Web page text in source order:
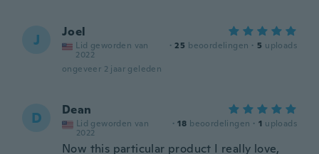
J Joel
Lid geworden van
2022
· 25 beoordelingen · 5 uploads
ongeveer 2 jaar geleden
D Dean
Lid geworden van
2022
· 18 beoordelingen · 1 uploads
Now this particular product I really love,